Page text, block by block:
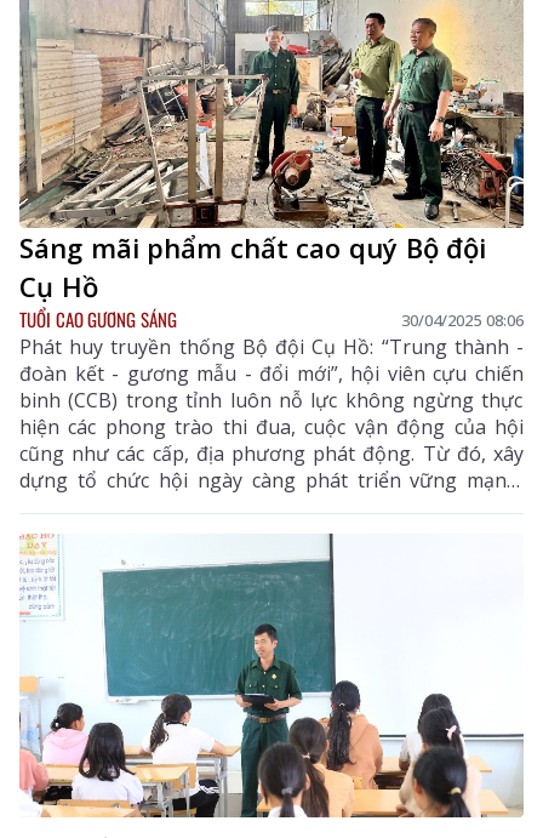
Sáng mãi phẩm chất cao quý Bộ đội
Cụ Hồ
TUỔI CAO GƯƠNG SÁNG 30/04/2025 08:06
Phát huy truyền thống Bộ đội Cụ Hồ: “Trung thành -
đoàn kết - gương mẫu - đổi mới”, hội viên cựu chiến
binh (CCB) trong tỉnh luôn nỗ lực không ngừng thực
hiện các phong trào thi đua, cuộc vận động của hội
cũng như các cấp, địa phương phát động. Từ đó, xây
dựng tổ chức hội ngày càng phát triển vững mạnh;
đóng góp trí và lực thực hiện thắng lợi các nhiệm vụ
chính trị của địa phương, thúc đẩy kinh tế - xã hội
phát triển.